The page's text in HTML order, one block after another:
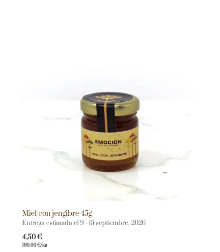
Miel con jengibre 45g
Entrega estimada el 9 - 15 septiembre, 2026
4,50€
100,00€/kg